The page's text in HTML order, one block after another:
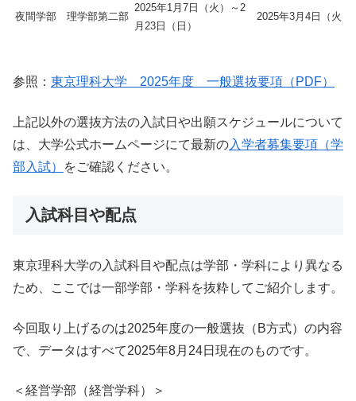
夜間学部 理学部第二部
2025年1月7日（火）～2
月23 日 （日）
2025年3月4日（火）
参照： 東京理科大学 2025年度 一般選抜要項（PDF）
上記以外の選抜方法の入試日や出願スケジュールについて
は、大学公式ホームページにて最新の入学者募集要項（学
部入試）
をご確認ください。
入試科目や配点
東京理科大学の入試科目や配点は学部・学科により異なる
ため、ここでは一部学部・学科を抜粋してご紹介します。
今回取り上げるのは2025年度の一般選抜（B方式）の内容
で、データはすべて2025年8月24日現在のものです。
＜経営学部（経営学科）＞